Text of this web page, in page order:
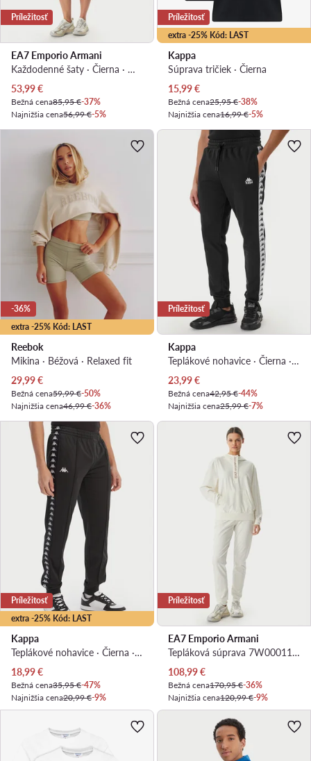
Príležitosť
EA7 Emporio Armani
Každodenné šaty · Čierna · Midi
Aktuálna cena
53,99€
Bežná cena85,95 €-37%
Najnižšia cena56,99 €-5%
extra -25% Kód: LAST
Príležitosť
Kappa
Súprava tričiek · Čierna
Aktuálna cena
15,99€
Bežná cena25,95 €-38%
Najnižšia cena16,99 €-5%
extra -25% Kód: LAST
-36%
Reebok
Mikina · Béžová · Relaxed fit
Aktuálna cena
29,99€
Bežná cena59,99 €-50%
Najnižšia cena46,99 €-36%
Príležitosť
Kappa
Teplákové nohavice · Čierna · Regular fit
Aktuálna cena
23,99€
Bežná cena42,95 €-44%
Najnižšia cena25,99 €-7%
extra -25% Kód: LAST
Príležitosť
Kappa
Teplákové nohavice · Čierna · Slim fit
Aktuálna cena
18,99€
Bežná cena35,95 €-47%
Najnižšia cena20,99 €-9%
Príležitosť
EA7 Emporio Armani
Tepláková súprava 7W000117 AF13135 U0004 Krémová Regular Fit
Aktuálna cena
108,99€
Bežná cena170,95 €-36%
Najnižšia cena120,99 €-9%